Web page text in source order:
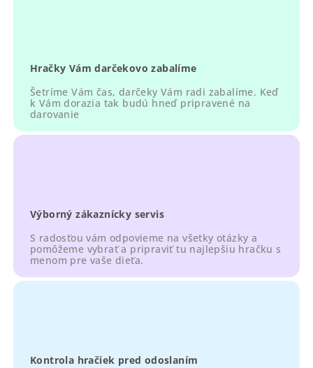
i
s
u
Hračky Vám darčekovo zabalíme
Šetríme Vám čas, darčeky Vám radi zabalíme. Keď
k Vám dorazia tak budú hneď pripravené na
darovanie
Výborný zákaznícky servis
S radosťou vám odpovieme na všetky otázky a
pomôžeme vybrať a pripraviť tu najlepšiu hračku s
menom pre vaše dieťa.
Kontrola hračiek pred odoslaním